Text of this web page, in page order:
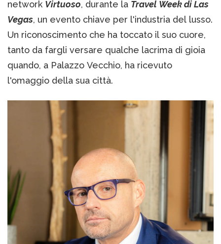
network Virtuoso, durante la Travel Week di Las
Vegas, un evento chiave per l'industria del lusso.
Un riconoscimento che ha toccato il suo cuore,
tanto da fargli versare qualche lacrima di gioia
quando, a Palazzo Vecchio, ha ricevuto
l'omaggio della sua città.